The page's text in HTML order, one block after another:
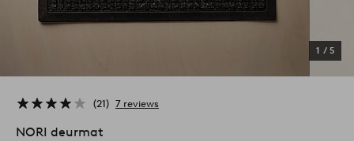
1 / 5
21 7 reviews
NORI deurmat